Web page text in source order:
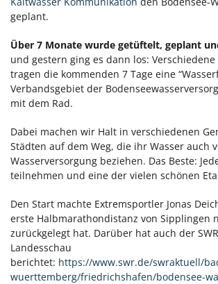
geplant.
Über 7 Monate wurde getüftelt, geplant
und gestern ging es dann los:
tragen die kommenden 7 Tage eine
Verbandsgebiet der
mit dem Rad.
Dabei machen wir Halt in verschiedenen
Städten auf dem Weg, die ihr Wasser auch
Wasserversorgung beziehen. Das Beste:
teilnehmen und eine der vielen schönen
Den Start machte Extremsportler Jonas
erste Halbmarathondistanz von Sipplingen
zurückgelegt hat. Darüber hat auch der
Landesschau
berichtet: https://www.swr.de/swraktuell/
wuerttemberg/friedrichshafen/bodensee-